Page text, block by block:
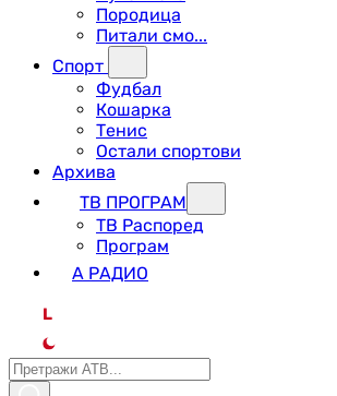
Породица
Питали смо...
Спорт
Фудбал
Кошарка
Тенис
Остали спортови
Архива
ТВ ПРОГРАМ
ТВ Распоред
Програм
А РАДИО
L